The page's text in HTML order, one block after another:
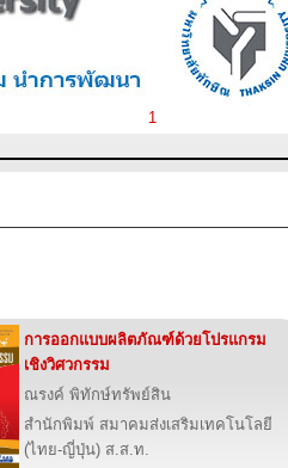
1
การออกแบบผลิตภัณฑ์ด้วยโปรแกรม
เชิงวิศวกรรม
ณรงค์ พิทักษ์ทรัพย์สิน
สำนักพิมพ์ สมาคมส่งเสริมเทคโนโลยี
(ไทย-ญี่ปุ่น) ส.ส.ท.